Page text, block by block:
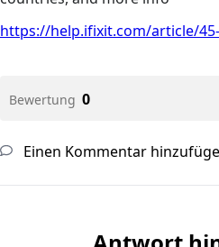
https://help.ifixit.com/article/
Bewertung 0
Einen Kommentar